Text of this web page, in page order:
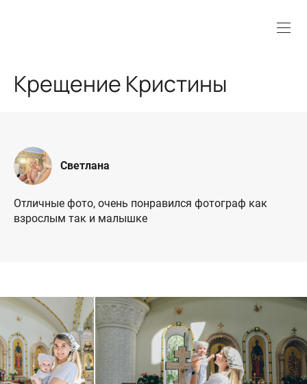
Крещение Кристины
Светлана
Отличные фото, очень понравился фотограф как
взрослым так и малышке